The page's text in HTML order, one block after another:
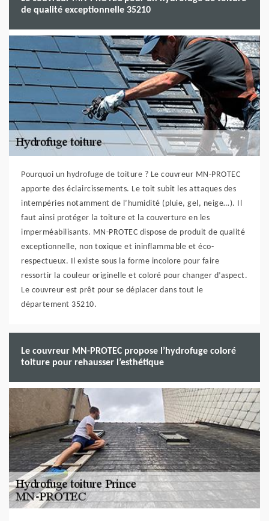
de qualité exceptionnelle 35210
Pourquoi un hydrofuge de toiture ? Le couvreur MN-PROTEC
apporte des éclaircissements. Le toit subit les attaques des
intempéries notamment de l’humidité (pluie, gel, neige…). Il
faut ainsi protéger la toiture et la couverture en les
imperméabilisants. MN-PROTEC dispose de produit de qualité
exceptionnelle, non toxique et ininflammable et éco-
respectueux. Il existe sous la forme incolore pour faire
ressortir la couleur originelle et coloré pour changer d’aspect.
Le couvreur est prêt pour se déplacer dans tout le
département 35210.
Le couvreur MN-PROTEC propose l’hydrofuge coloré
toiture pour rehausser l’esthétique